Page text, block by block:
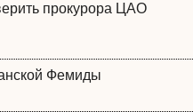
прокурора ЦАО
Фемиды